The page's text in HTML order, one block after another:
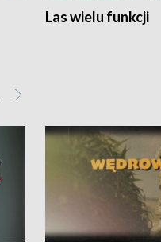
Las wielu funkcji